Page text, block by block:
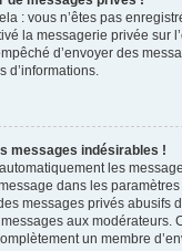
: vous n’êtes pas
la messagerie privée sur
d’envoyer des
d’informations.
messages indésirables !
les
dans les
messages privés abusifs
aux modérateurs.
un membre